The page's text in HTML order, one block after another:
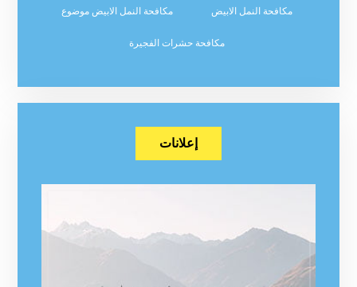
مكافحة النمل الابيض مكافحة النمل الابيض موضوع
مكافحة حشرات الفجيرة
إعلانات